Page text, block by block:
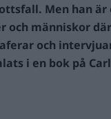
Men han är
och människor
och
i en bok på